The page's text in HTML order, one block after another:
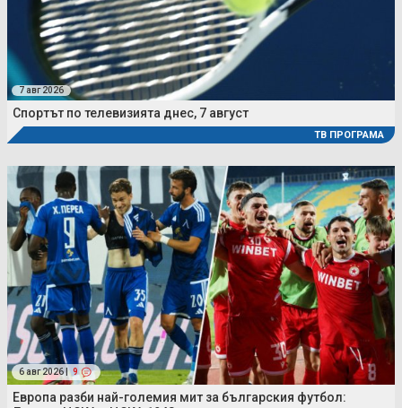
7 авг 2026
Спортът по телевизията днес, 7 август
ТВ ПРОГРАМА
6 авг 2026 | 9
Европа разби най-големия мит за българския футбол: